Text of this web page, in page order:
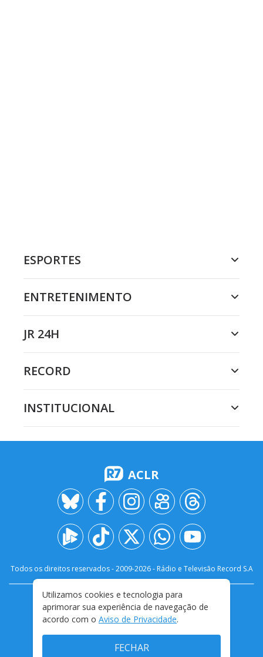
ESPORTES
ENTRETENIMENTO
JR 24H
RECORD
INSTITUCIONAL
ACLR
Todos os direitos reservados - 2009-2026- Rádio e Televisão Record S.A
FALE CONOSCO
PRIVACIDADE
TERMOS E CONDIÇÕES DE USO
Utilizamos cookies e tecnologia para
aprimorar sua experiência de navegação de
acordo com o Aviso de Privacidade.
FECHAR